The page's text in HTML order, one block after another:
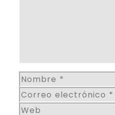
Nombre
Correo
electrónico
Web